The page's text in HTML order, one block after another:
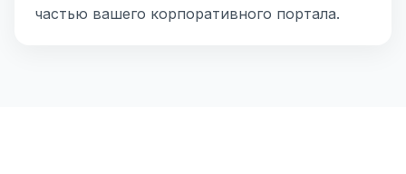
частью вашего корпоративного портала.